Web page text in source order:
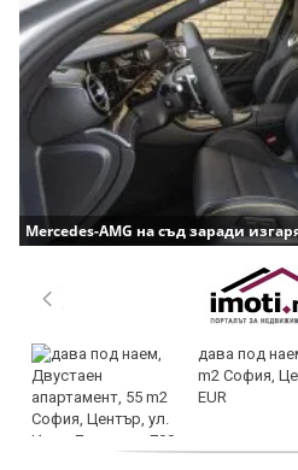
Mercedes-AMG на съд заради
дава под
m2 София,
EUR